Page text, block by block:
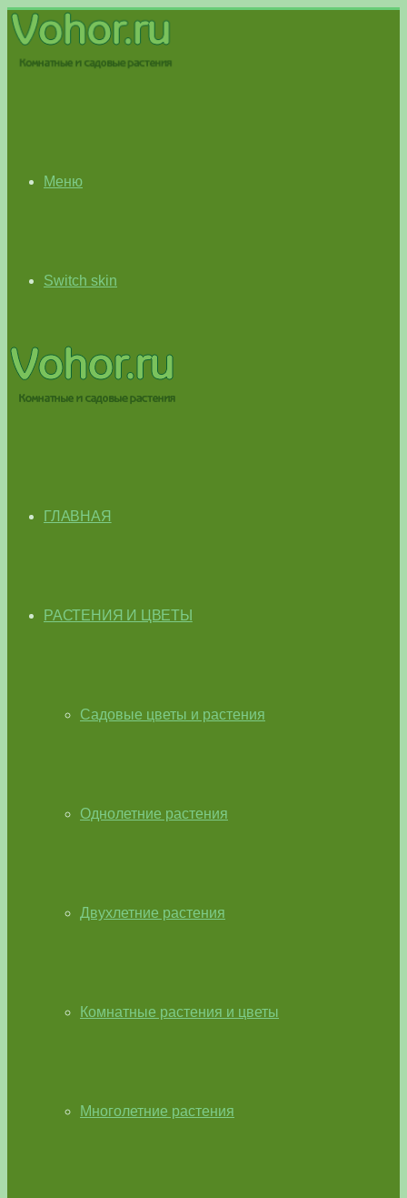
Меню
Switch skin
ГЛАВНАЯ
РАСТЕНИЯ И ЦВЕТЫ
Садовые цветы и растения
Однолетние растения
Двухлетние растения
Комнатные растения и цветы
Многолетние растения